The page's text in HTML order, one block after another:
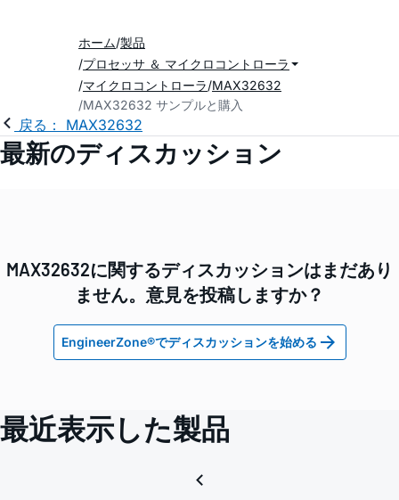
ホーム 製品
プロセッサ ＆ マイクロコントローラ
マイクロコントローラ MAX32632
MAX32632 サンプルと購入
戻る： MAX32632
最新のディスカッション
MAX32632に関するディスカッションはまだあり
ません。意見を投稿しますか？
EngineerZone®でディスカッションを始める
最近表示した製品